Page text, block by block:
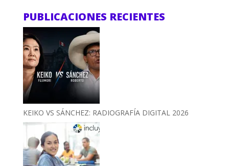
PUBLICACIONES RECIENTES
KEIKO VS SÁNCHEZ: RADIOGRAFÍA DIGITAL 2026